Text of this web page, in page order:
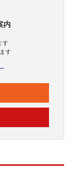
内
す
す